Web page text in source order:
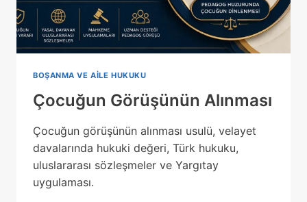
BOŞANMA VE AILE HUKUKU
Çocuğun Görüşünün Alınması
Çocuğun görüşünün alınması usulü, velayet
davalarında hukuki değeri, Türk hukuku,
uluslararası sözleşmeler ve Yargıtay
uygulaması.